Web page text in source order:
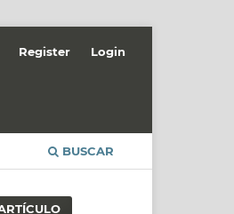
BUSCAR
Register Login